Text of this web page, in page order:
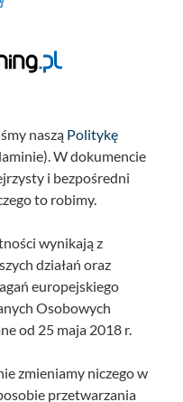
naszą Politykę
W dokumencie
i bezpośredni
to robimy.
wynikają z
działań oraz
europejskiego
Osobowych
od 25 maja 2018 r.
zmieniamy niczego w
przetwarzania